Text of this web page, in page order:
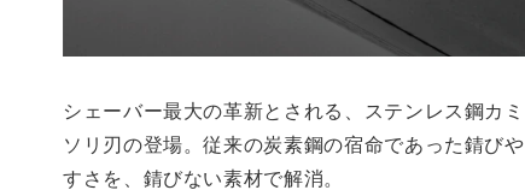
シェーバー最大の革新とされる、ステンレス鋼カミ
ソリ刃の登場。従来の炭素鋼の宿命であった錆びや
すさを、錆びない素材で解消。